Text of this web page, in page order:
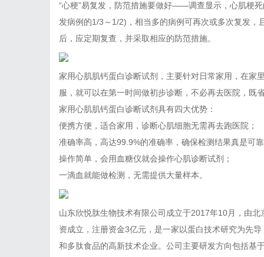
“心梗”易复发，防范措施要做好——调查显示，心肌梗
发病例的1/3～1/2)，相当多的病例可再次或多次复发
后，应定期复查，并采取相应的防范措施。
家用心肌肌钙蛋白诊断试剂，主要针对日常家用，在家
服，就可以在第一时间做初步诊断，不必再去医院，既
家用心肌肌钙蛋白诊断试剂具有四大优势：
便携方便，适合家用，诊断心肌细胞无需再去跑医院；
准确率高，高达99.9%的准确率，确保检测结果真是可
操作简单，会用血糖仪就会操作心肌诊断试剂；
一滴血就能做检测，无需提供大量样本。
山东欣悦肽生物技术有限公司成立于2017年10月，由
资成立，注册资金3亿元，是一家以蛋白技术研究为先
和多肽食品的高新技术企业。公司主要研发方向包括基